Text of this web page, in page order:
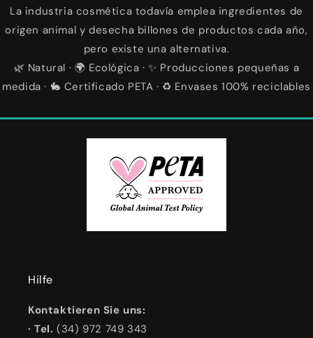
La industria cosmética todavía emplea ingredientes de
origen animal y desecha billones de productos cada año,
pero existe una alternativa.
🌿 Natural · 🌍 Ecológica · ✨ Producciones pequeñas a
medida · 🐇 Certificado PETA · ♻️ Envases 100% reciclables
Hilfe
Kontaktieren Sie uns:
· Tel. (34) 972 749 343